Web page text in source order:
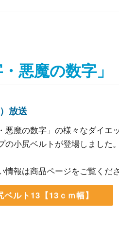
悪魔の数字」
放送
悪魔の数字」の様々なダイエ
小尻ベルトが登場しました。
報は商品ページをご覧くださ
ルト13【13ｃｍ幅】